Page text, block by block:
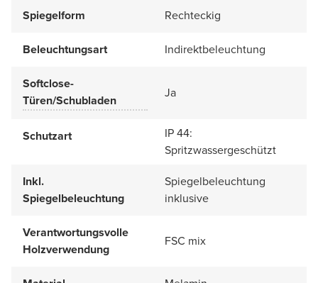
Spiegelform Rechteckig
Beleuchtungsart Indirektbeleuchtung
Softclose-
Türen/Schubladen
Ja
Schutzart
IP 44:
Spritzwassergeschützt
Inkl.
Spiegelbeleuchtung
Spiegelbeleuchtung
inklusive
Verantwortungsvolle
Holzverwendung
FSC mix